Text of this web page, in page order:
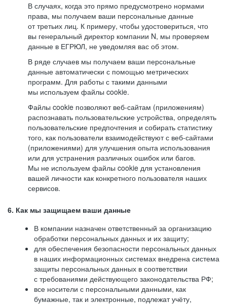
В случаях, когда это прямо предусмотрено нормами
права, мы получаем ваши персональные данные
от третьих лиц. К примеру, чтобы удостовериться, что
вы генеральный директор компании N, мы проверяем
данные в ЕГРЮЛ, не уведомляя вас об этом.
В ряде случаев мы получаем ваши персональные
данные автоматически с помощью метрических
программ. Для работы с такими данными
мы используем файлы cookie.
Файлы cookie позволяют веб-сайтам (приложениям)
распознавать пользовательские устройства, определять
пользовательские предпочтения и собирать статистику
того, как пользователи взаимодействуют с веб-сайтами
(приложениями) для улучшения опыта использования
или для устранения различных ошибок или багов.
Мы не используем файлы cookie для установления
вашей личности как конкретного пользователя наших
сервисов.
6. Как мы защищаем ваши данные
В компании назначен ответственный за организацию
обработки персональных данных и их защиту;
для обеспечения безопасности персональных данных
в наших информационных системах внедрена система
защиты персональных данных в соответствии
с требованиями действующего законодательства РФ;
все носители с персональными данными, как
бумажные, так и электронные, подлежат учёту,